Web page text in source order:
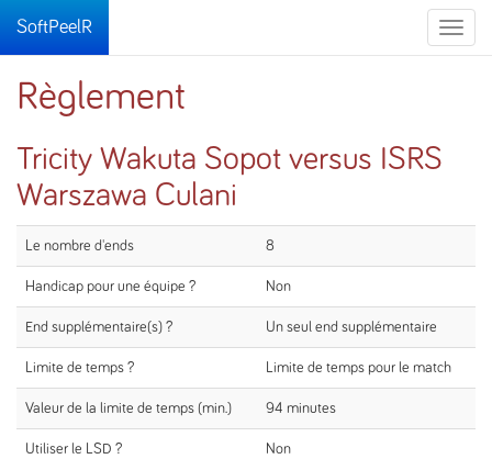
Toggle
SoftPeelR
Règlement
Tricity Wakuta Sopot versus ISRS
Warszawa Culani
Le nombre d'ends 8
Handicap pour une équipe ? Non
End supplémentaire(s) ? Un seul end supplémentaire
Limite de temps ? Limite de temps pour le match
Valeur de la limite de temps (min.) 94 minutes
Utiliser le LSD ? Non